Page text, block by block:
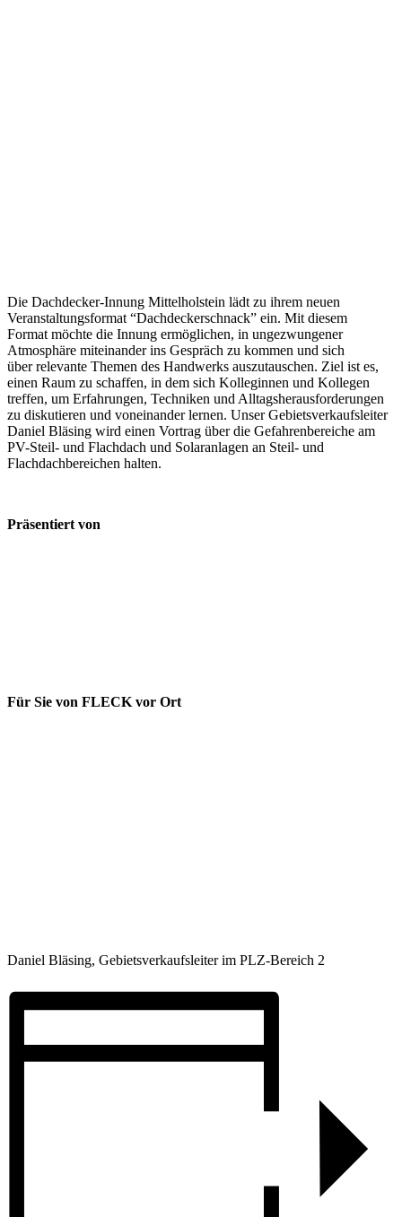
Die Dachdecker-Innung Mittelholstein lädt zu ihrem neuen
Veranstaltungsformat “Dachdeckerschnack” ein. Mit diesem
Format möchte die Innung ermöglichen, in ungezwungener
Atmosphäre miteinander ins Gespräch zu kommen und sich
über relevante Themen des Handwerks auszutauschen. Ziel ist es,
einen Raum zu schaffen, in dem sich Kolleginnen und Kollegen
treffen, um Erfahrungen, Techniken und Alltagsherausforderungen
zu diskutieren und voneinander lernen. Unser Gebietsverkaufsleiter
Daniel Bläsing wird einen Vortrag über die Gefahrenbereiche am
PV-Steil- und Flachdach und Solaranlagen an Steil- und
Flachdachbereichen halten.
Präsentiert von
Für Sie von FLECK vor Ort
Daniel Bläsing, Gebietsverkaufsleiter im PLZ-Bereich 2